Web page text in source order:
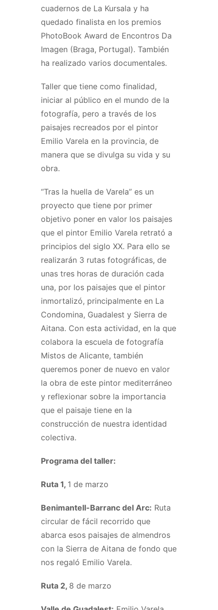
cuadernos de La Kursala y ha
quedado finalista en los premios
PhotoBook Award de Encontros Da
Imagen (Braga, Portugal). También
ha realizado varios documentales.
Taller que tiene como finalidad,
iniciar al público en el mundo de la
fotografía, pero a través de los
paisajes recreados por el pintor
Emilio Varela en la provincia, de
manera que se divulga su vida y su
obra.
“Tras la huella de Varela” es un
proyecto que tiene por primer
objetivo poner en valor los paisajes
que el pintor Emilio Varela retrató a
principios del siglo XX. Para ello se
realizarán 3 rutas fotográficas, de
unas tres horas de duración cada
una, por los paisajes que el pintor
inmortalizó, principalmente en La
Condomina, Guadalest y Sierra de
Aitana. Con esta actividad, en la que
colabora la escuela de fotografía
Mistos de Alicante, también
queremos poner de nuevo en valor
la obra de este pintor mediterráneo
y reflexionar sobre la importancia
que el paisaje tiene en la
construcción de nuestra identidad
colectiva.
Programa del taller:
Ruta 1, 1 de marzo
Benimantell-Barranc del Arc: Ruta
circular de fácil recorrido que
abarca esos paisajes de almendros
con la Sierra de Aitana de fondo que
nos regaló Emilio Varela.
Ruta 2, 8 de marzo